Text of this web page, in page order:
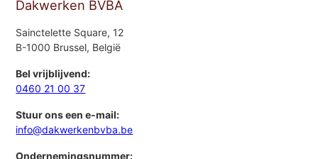
Dakwerken BVBA
Sainctelette Square, 12
B-1000 Brussel, België
Bel vrijblijvend:
0460 21 00 37
Stuur ons een e-mail:
info@dakwerkenbvba.be
Ondernemingsnummer: